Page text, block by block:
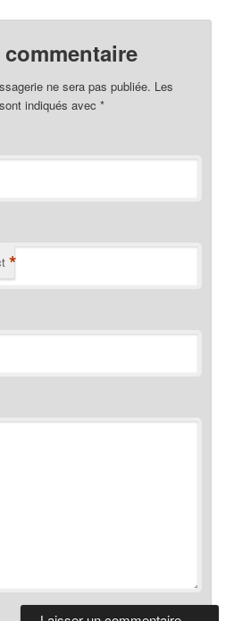
ne sera pas publiée. Les
indiqués avec*
*